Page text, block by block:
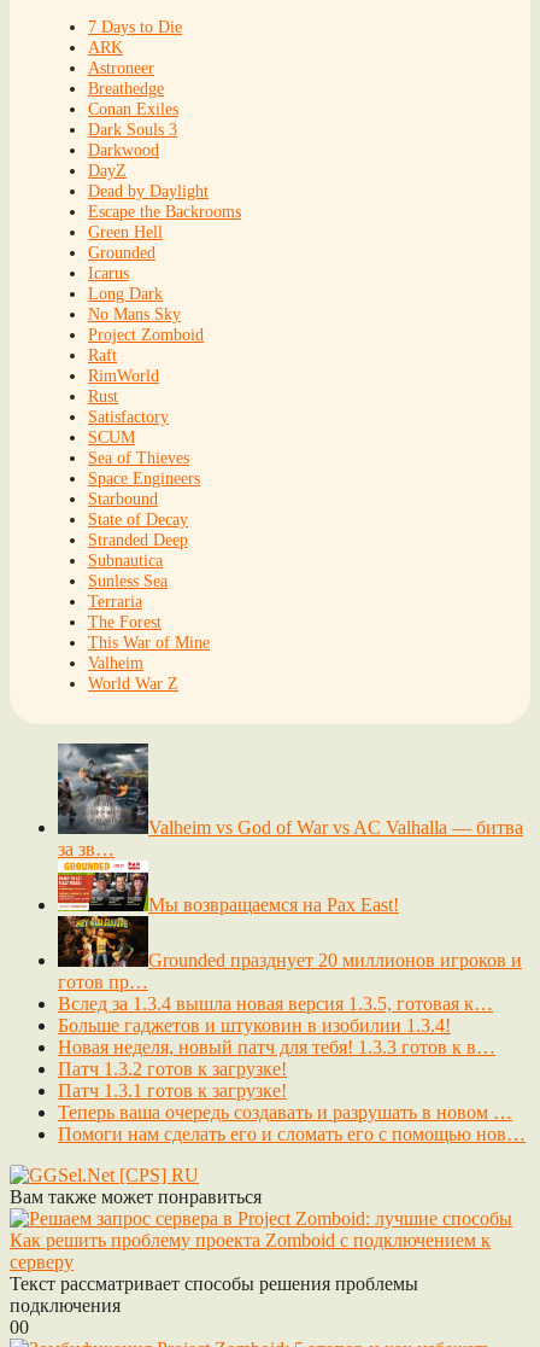
7 Days to Die
ARK
Astroneer
Breathedge
Conan Exiles
Dark Souls 3
Darkwood
DayZ
Dead by Daylight
Escape the Backrooms
Green Hell
Grounded
Icarus
Long Dark
No Mans Sky
Project Zomboid
Raft
RimWorld
Rust
Satisfactory
SCUM
Sea of Thieves
Space Engineers
Starbound
State of Decay
Stranded Deep
Subnautica
Sunless Sea
Terraria
The Forest
This War of Mine
Valheim
World War Z
Valheim vs God of War vs AC Valhalla — битва
за зв…
Мы возвращаемся на Pax East!
Grounded празднует 20 миллионов игроков и
готов пр…
Вслед за 1.3.4 вышла новая версия 1.3.5, готовая к…
Больше гаджетов и штуковин в изобилии 1.3.4!
Новая неделя, новый патч для тебя! 1.3.3 готов к в…
Патч 1.3.2 готов к загрузке!
Патч 1.3.1 готов к загрузке!
Теперь ваша очередь создавать и разрушать в новом …
Помоги нам сделать его и сломать его с помощью нов…
Вам также может понравиться
Как решить проблему проекта Zomboid с подключением к
серверу
Текст рассматривает способы решения проблемы
подключения
00